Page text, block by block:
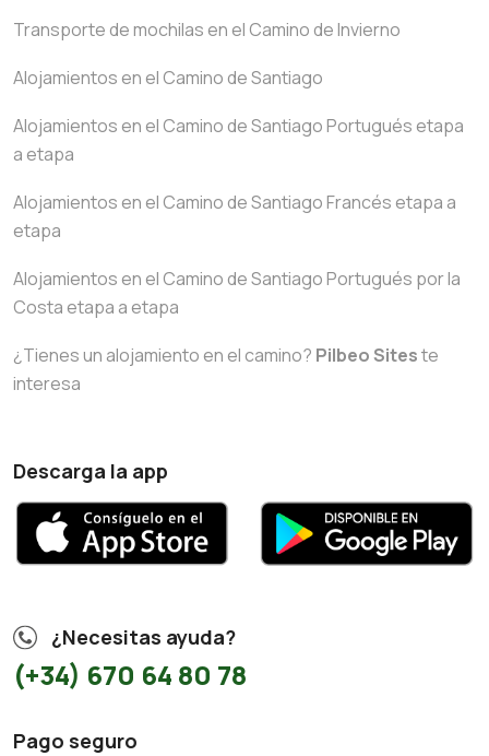
Transporte de mochilas en el Camino de Invierno
Alojamientos en el Camino de Santiago
Alojamientos en el Camino de Santiago Portugués etapa
a etapa
Alojamientos en el Camino de Santiago Francés etapa a
etapa
Alojamientos en el Camino de Santiago Portugués por la
Costa etapa a etapa
¿Tienes un alojamiento en el camino? Pilbeo Siteste
interesa
Descarga la app
¿Necesitas ayuda?
(+34) 670 64 80 78
Pago seguro